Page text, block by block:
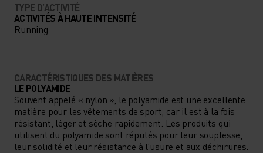
TYPE D’ACTIVITÉ
ACTIVITÉS À HAUTE INTENSITÉ
Running
CARACTÉRISTIQUES DES MATIÈRES
LE POLYAMIDE
Souvent appelé « nylon », le polyamide est une excellente
matière pour les vêtements de sport, car il est à la fois
résistant, léger et sèche rapidement. Les produits qui
utilisent du polyamide sont réputés pour leur souplesse,
leur solidité et leur résistance à l’usure et aux déchirures.